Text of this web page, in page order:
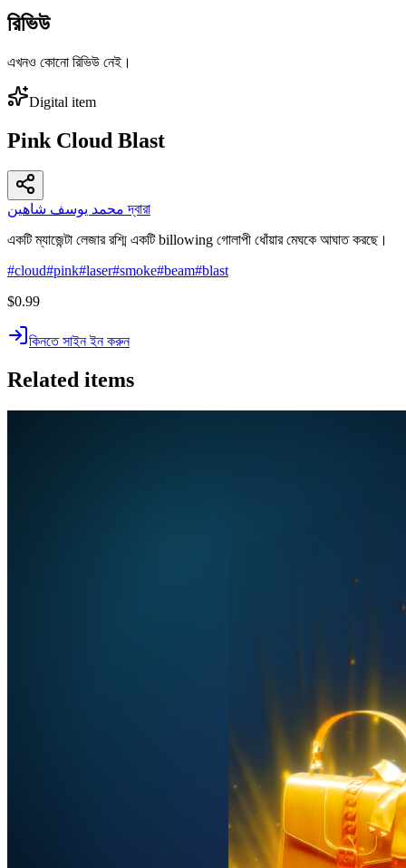
রিভিউ
এখনও কোনো রিভিউ নেই।
Digital item
Pink Cloud Blast
محمد يوسف شاهين দ্বারা
একটি ম্যাজেন্টা লেজার রশ্মি একটি billowing গোলাপী ধোঁয়ার মেঘকে আঘাত করছে।
#cloud#pink#laser#smoke#beam#blast
$0.99
কিনতে সাইন ইন করুন
Related items